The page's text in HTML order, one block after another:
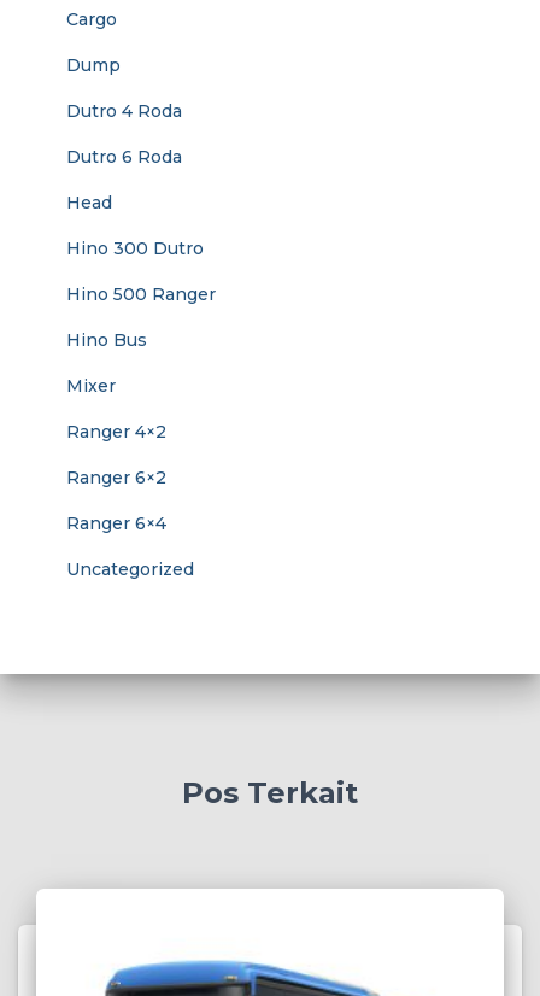
Cargo
Dump
Dutro 4 Roda
Dutro 6 Roda
Head
Hino 300 Dutro
Hino 500 Ranger
Hino Bus
Mixer
Ranger 4×2
Ranger 6×2
Ranger 6×4
Uncategorized
Pos Terkait